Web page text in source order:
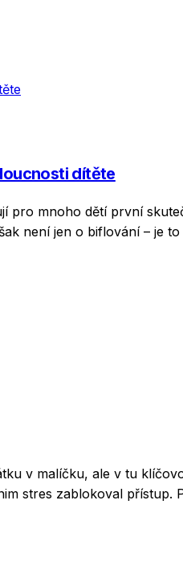
dítěte
pro mnoho dětí první
není jen o biflování – je
v malíčku, ale v tu
stres zablokoval